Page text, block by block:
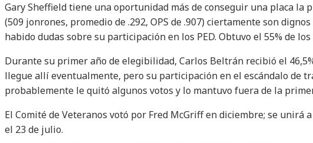
Gary Sheffield tiene una oportunidad más de conseguir una placa la
(509 jonrones, promedio de .292, OPS de .907) ciertamente son
habido dudas sobre su participación en los PED. Obtuvo el 55% de los
Durante su primer año de elegibilidad, Carlos Beltrán recibió el
llegue allí eventualmente, pero su participación en el escándalo de
probablemente le quitó algunos votos y lo mantuvo fuera de la
El Comité de Veteranos votó por Fred McGriff en diciembre; se unirá
el 23 de julio.